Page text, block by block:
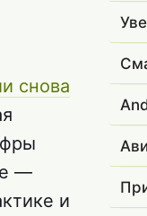
снова
—
и